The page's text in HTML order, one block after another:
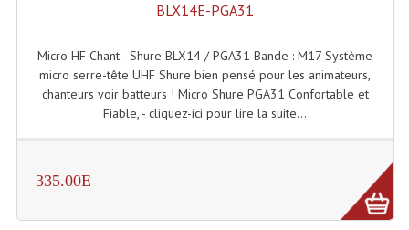
BLX14E-PGA31
Micro HF Chant - Shure BLX14 / PGA31 Bande : M17 Système
micro serre-tête UHF Shure bien pensé pour les animateurs,
chanteurs voir batteurs ! Micro Shure PGA31 Confortable et
Fiable, - cliquez-ici pour lire la suite...
335.00E